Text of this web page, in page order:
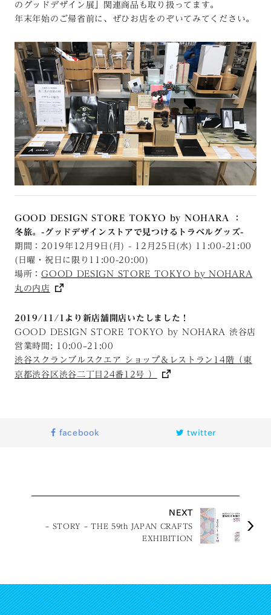
のグッドデザイン展」関連商品も取り扱ってます。
年末年始のご帰省前に、ぜひお店をのぞいてみてください。
GOOD DESIGN STORE TOKYO by NOHARA ：
冬旅。-グッドデザインストアで見つけるトラベルグッズ-
期間：2019年12月9日(月) - 12月25日(水) 11:00-21:00
(日曜・祝日に限り11:00-20:00)
場所：GOOD DESIGN STORE TOKYO by NOHARA
丸の内店
2019/11/1より新店舗開店いたしました！
GOOD DESIGN STORE TOKYO by NOHARA 渋谷店
営業時間: 10:00–21:00
渋谷スクランブルスクエア ショップ＆レストラン14階（東
京都渋谷区渋谷二丁目24番12号 ）
facebook twitter
NEXT
– STORY – THE 59th JAPAN CRAFTS
EXHIBITION